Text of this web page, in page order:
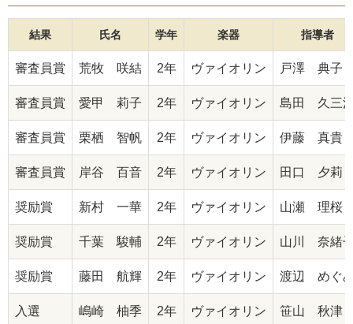
結果 氏名 学年 楽器 指導者
審査員賞 荒牧 咲結 2年 ヴァイオリン 戸澤 典子
審査員賞 愛甲 莉子 2年 ヴァイオリン 島田 久三
審査員賞 栗栖 智帆 2年 ヴァイオリン 伊藤 真貴
審査員賞 岸谷 百音 2年 ヴァイオリン 田口 夕莉
奨励賞 新村 一華 2年 ヴァイオリン 山瀬 理桜
奨励賞 千葉 駿輔 2年 ヴァイオリン 山川 奈緒
奨励賞 藤田 航輝 2年 ヴァイオリン 渡辺 めぐ
入選 嶋崎 柚季 2年 ヴァイオリン 笹山 秋津